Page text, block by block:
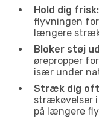
Hold dig frisk:
flyvningen
længere
Bloker støj
ørepropper
især under
Stræk dig
strækøvelser
på længere